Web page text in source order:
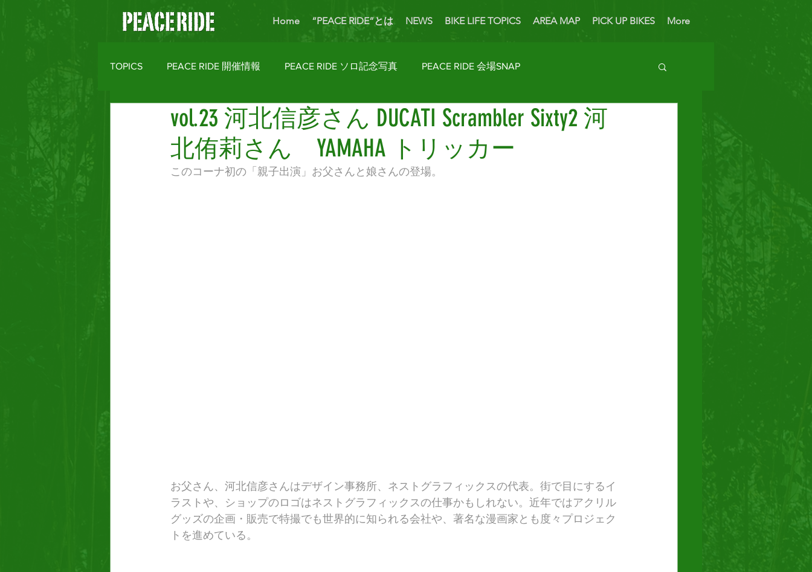
Home “PEACE RIDE”とは NEWS BIKE LIFE TOPICS AREA MAP PICK UP BIKES More
TOPICS PEACE RIDE 開催情報 PEACE RIDE ソロ記念写真 PEACE RIDE 会場SNAP
バイクライフトピックス Rider's Talk PICK UP BIKES ホームカミング Enjoy Bike
MOTO CLOTHES AREA MAP
vol.23 河北信彦さん DUCATI Scrambler Sixty2 河
北侑莉さん YAMAHA トリッカー
このコーナ初の「親子出演」お父さんと娘さんの登場。
お父さん、河北信彦さんはデザイン事務所、ネストグラフィックスの代表。街で目にするイ
ラストや、ショップのロゴはネストグラフィックスの仕事かもしれない。近年ではアクリル
グッズの企画・販売で特撮でも世界的に知られる会社や、著名な漫画家とも度々プロジェク
トを進めている。